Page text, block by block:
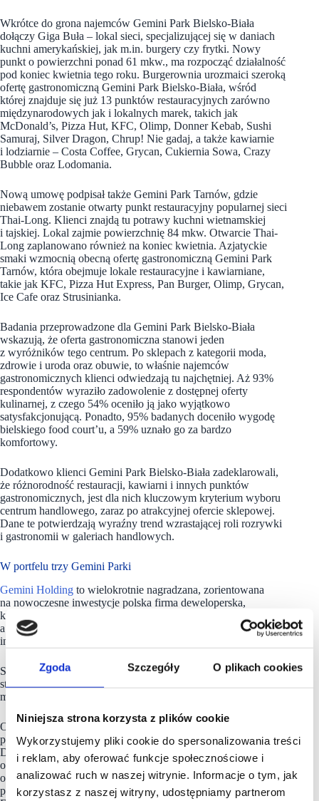
Zgoda Szczegóły O plikach cookies
Niniejsza strona korzysta z plików cookie
Wykorzystujemy pliki cookie do spersonalizowania treści
i reklam, aby oferować funkcje społecznościowe i
analizować ruch w naszej witrynie. Informacje o tym, jak
korzystasz z naszej witryny, udostępniamy partnerom
Wkrótce do grona najemców Gemini Park Bielsko-Biała
dołączy Giga Buła – lokal sieci, specjalizującej się w daniach
kuchni amerykańskiej, jak m.in. burgery czy frytki. Nowy
punkt o powierzchni ponad 61 mkw., ma rozpocząć działalność
pod koniec kwietnia tego roku. Burgerownia urozmaici szeroką
ofertę gastronomiczną Gemini Park Bielsko-Biała, wśród
której znajduje się już 13 punktów restauracyjnych zarówno
międzynarodowych jak i lokalnych marek, takich jak
McDonald’s, Pizza Hut, KFC, Olimp, Donner Kebab, Sushi
Samuraj, Silver Dragon, Chrup! Nie gadaj, a także kawiarnie
i lodziarnie – Costa Coffee, Grycan, Cukiernia Sowa, Crazy
Bubble oraz Lodomania.
Nową umowę podpisał także Gemini Park Tarnów, gdzie
niebawem zostanie otwarty punkt restauracyjny popularnej sieci
Thai-Long. Klienci znajdą tu potrawy kuchni wietnamskiej
i tajskiej. Lokal zajmie powierzchnię 84 mkw. Otwarcie Thai-
Long zaplanowano również na koniec kwietnia. Azjatyckie
smaki wzmocnią obecną ofertę gastronomiczną Gemini Park
Tarnów, która obejmuje lokale restauracyjne i kawiarniane,
takie jak KFC, Pizza Hut Express, Pan Burger, Olimp, Grycan,
Ice Cafe oraz Strusinianka.
Badania przeprowadzone dla Gemini Park Bielsko-Biała
wskazują, że oferta gastronomiczna stanowi jeden
z wyróżników tego centrum. Po sklepach z kategorii moda,
zdrowie i uroda oraz obuwie, to właśnie najemców
gastronomicznych klienci odwiedzają tu najchętniej. Aż 93%
respondentów wyraziło zadowolenie z dostępnej oferty
kulinarnej, z czego 54% oceniło ją jako wyjątkowo
satysfakcjonującą. Ponadto, 95% badanych doceniło wygodę
bielskiego food court’u, a 59% uznało go za bardzo
komfortowy.
Dodatkowo klienci Gemini Park Bielsko-Biała zadeklarowali,
że różnorodność restauracji, kawiarni i innych punktów
gastronomicznych, jest dla nich kluczowym kryterium wyboru
centrum handlowego, zaraz po atrakcyjnej ofercie sklepowej.
Dane te potwierdzają wyraźny trend wzrastającej roli rozrywki
i gastronomii w galeriach handlowych.
W portfelu trzy Gemini Parki
Gemini Holding to wielokrotnie nagradzana, zorientowana
na nowoczesne inwestycje polska firma deweloperska,
która od ponad 30 lat z sukcesem rozwija swoje portfolio,
a także wspiera największych graczy rynkowych w realizacji
inwestycji.
Spółka jest jednym z pionierów rodzimego rynku handlowego,
stojąc za projektami deweloperskimi takich marek jak
m.in. Géant, Carrefour, Tesco, Lidl czy McDonald’s.
Od ponad dekady Gemini Holding
rozwija także własne
portfolio, tworząc sieć centrów handlowych Gemini Park.
Do aktywów będących własnością firmy należą dziś trzy
obiekty – Gemini Park Bielsko-Biała, Gemini Park Tarnów
oraz Gemini Park Tychy. Gemini Holding jest laureatem wielu
prestiżowych nagród, m.in. European Property Awards,